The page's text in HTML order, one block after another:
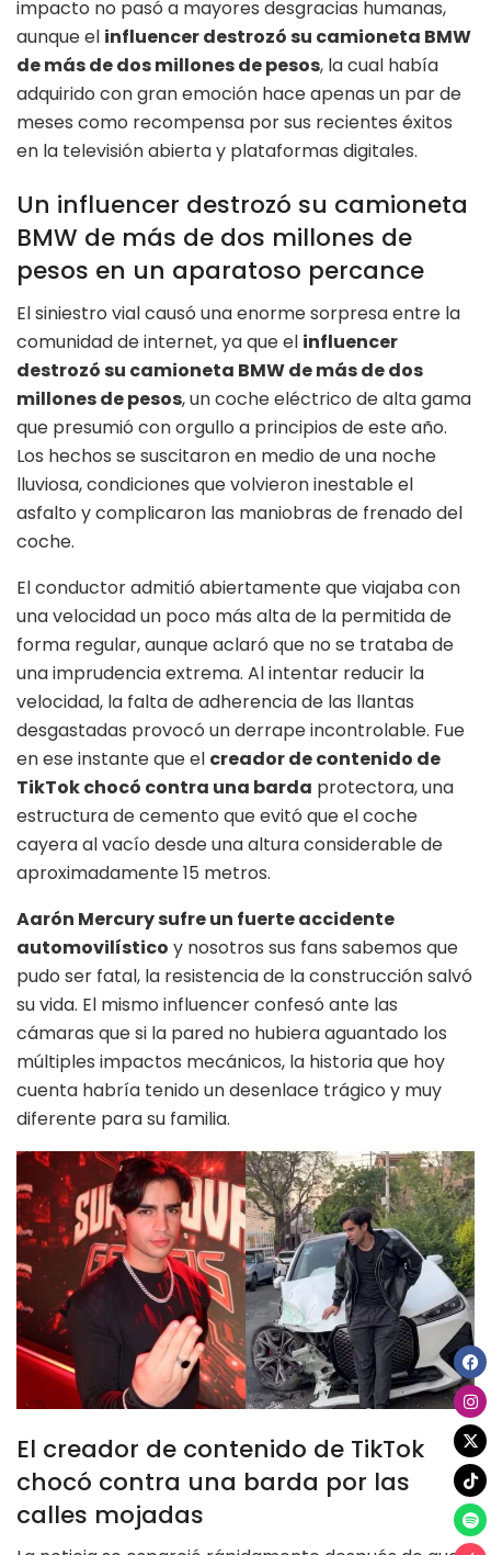
impacto no pasó a mayores desgracias humanas,
aunque el influencer destrozó su camioneta BMW
de más de dos millones de pesos, la cual había
adquirido con gran emoción hace apenas un par de
meses como recompensa por sus recientes éxitos
en la televisión abierta y plataformas digitales.
Un influencer destrozó su camioneta
BMW de más de dos millones de
pesos en un aparatoso percance
El siniestro vial causó una enorme sorpresa entre la
comunidad de internet, ya que el influencer
destrozó su camioneta BMW de más de dos
millones de pesos, un coche eléctrico de alta gama
que presumió con orgullo a principios de este año.
Los hechos se suscitaron en medio de una noche
lluviosa, condiciones que volvieron inestable el
asfalto y complicaron las maniobras de frenado del
coche.
El conductor admitió abiertamente que viajaba con
una velocidad un poco más alta de la permitida de
forma regular, aunque aclaró que no se trataba de
una imprudencia extrema. Al intentar reducir la
velocidad, la falta de adherencia de las llantas
desgastadas provocó un derrape incontrolable. Fue
en ese instante que el creador de contenido de
TikTok chocó contra una barda protectora, una
estructura de cemento que evitó que el coche
cayera al vacío desde una altura considerable de
aproximadamente 15 metros.
Aarón Mercury sufre un fuerte accidente
automovilístico y nosotros sus fans sabemos que
pudo ser fatal, la resistencia de la construcción salvó
su vida. El mismo influencer confesó ante las
cámaras que si la pared no hubiera aguantado los
múltiples impactos mecánicos, la historia que hoy
cuenta habría tenido un desenlace trágico y muy
diferente para su familia.
El creador de contenido de TikTok
chocó contra una barda por las
calles mojadas